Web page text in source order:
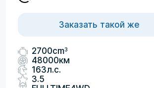
Заказать такой же
2700cm3
48000км
163л.с.
3.5